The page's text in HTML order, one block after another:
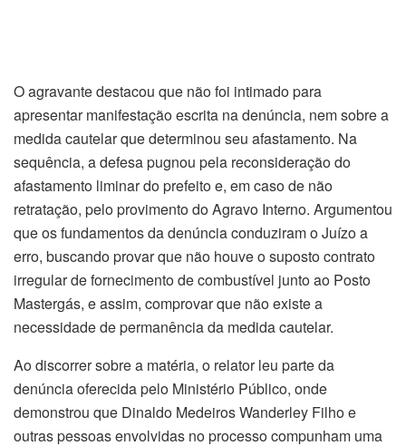
O agravante destacou que não foi intimado para
apresentar manifestação escrita na denúncia, nem sobre a
medida cautelar que determinou seu afastamento. Na
sequência, a defesa pugnou pela reconsideração do
afastamento liminar do prefeito e, em caso de não
retratação, pelo provimento do Agravo Interno. Argumentou
que os fundamentos da denúncia conduziram o Juízo a
erro, buscando provar que não houve o suposto contrato
irregular de fornecimento de combustível junto ao Posto
Mastergás, e assim, comprovar que não existe a
necessidade de permanência da medida cautelar.
Ao discorrer sobre a matéria, o relator leu parte da
denúncia oferecida pelo Ministério Público, onde
demonstrou que Dinaldo Medeiros Wanderley Filho e
outras pessoas envolvidas no processo compunham uma